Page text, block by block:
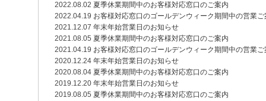
2022.08.02 夏季休業期間中のお客様対応窓口のご案内
2022.04.19 お客様対応窓口のゴールデンウィーク期間中の営業ご
2021.12.07 年末年始営業日のお知らせ
2021.08.05 夏季休業期間中のお客様対応窓口のご案内
2021.04.19 お客様対応窓口のゴールデンウィーク期間中の営業ご
2020.12.24 年末年始営業日のお知らせ
2020.08.04 夏季休業期間中のお客様対応窓口のご案内
2019.12.20 年末年始営業日のお知らせ
2019.08.05 夏季休業期間中のお客様対応窓口のご案内